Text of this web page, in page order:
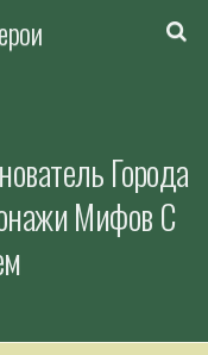
Города
Мифов С